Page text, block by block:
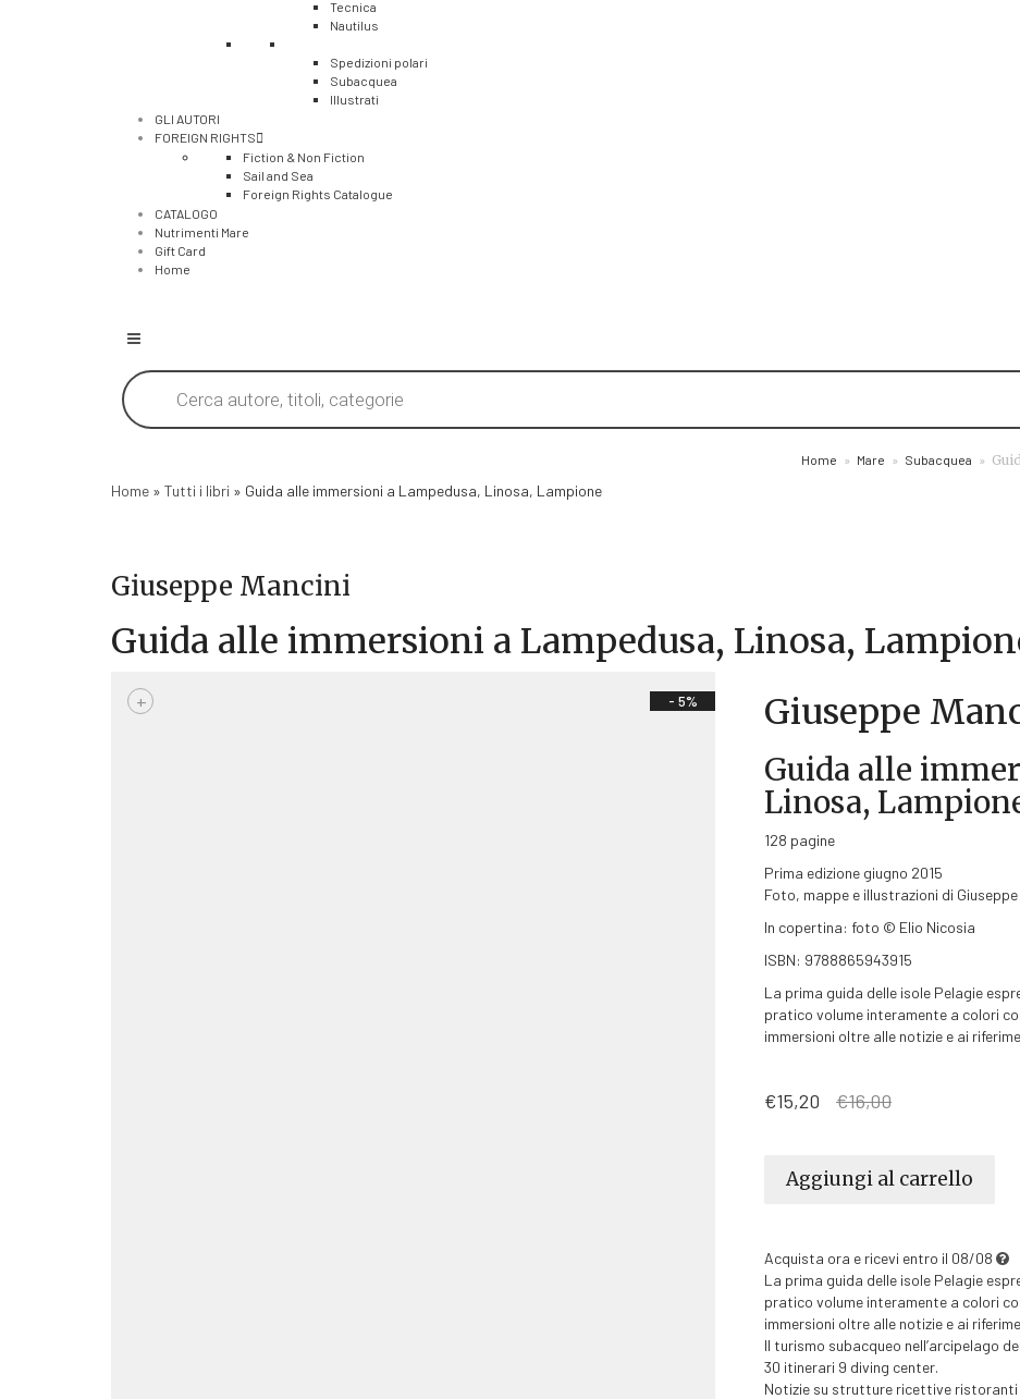
Tecnica
Nautilus
Spedizioni polari
Subacquea
Illustrati
GLI AUTORI
FOREIGN RIGHTS
Fiction & Non Fiction
Sail and Sea
Foreign Rights Catalogue
CATALOGO
Nutrimenti Mare
Gift Card
Home
Products
search
Home » Mare » Subacquea »
Home » Tutti i libri » Guida alle immersioni a Lampedusa, Linosa, Lampione
Giuseppe Mancini
Guida alle immersioni a Lampedusa, Linosa,
- 5%
+ Giuseppe
Guida alle
Linosa,
128 pagine
Prima edizione giugno 2015
Foto, mappe e illustrazioni di Giuseppe
In copertina: foto © Elio Nicosia
ISBN: 9788865943915
La prima guida delle isole Pelagie
pratico volume interamente a colori
immersioni oltre alle notizie e ai
€16,00Il
€16,00.
€15,20
Il
€15,20.
Aggiungi al carrello
Acquista ora e ricevi entro il 08/08
La prima guida delle isole Pelagie
pratico volume interamente a colori
immersioni oltre alle notizie e ai
Il turismo subacqueo nell’arcipelago
30 itinerari 9 diving center.
Notizie su strutture ricettive ristoranti